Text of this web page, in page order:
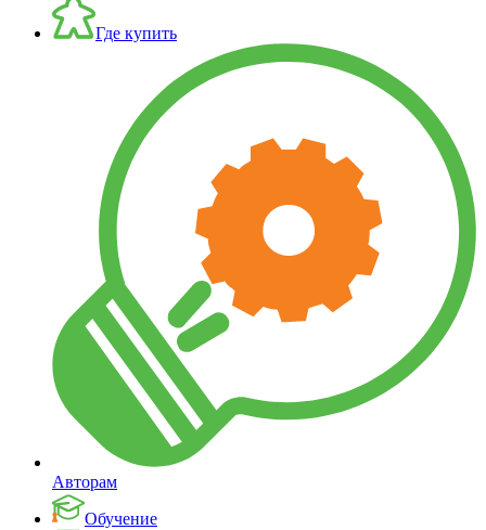
Где купить
Авторам
Обучение